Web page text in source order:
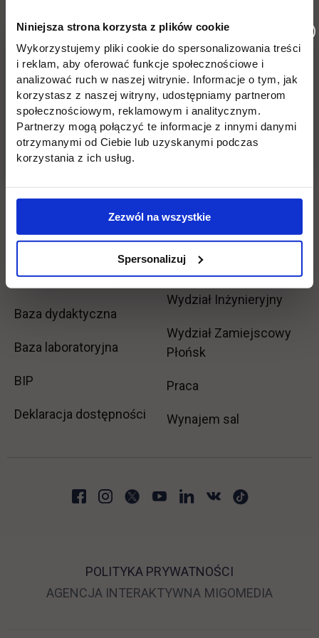
Niniejsza strona korzysta z plików cookie
Wykorzystujemy pliki cookie do spersonalizowania treści
i reklam, aby oferować funkcje społecznościowe i
analizować ruch w naszej witrynie. Informacje o tym, jak
korzystasz z naszej witryny, udostępniamy partnerom
społecznościowym, reklamowym i analitycznym.
Partnerzy mogą połączyć te informacje z innymi danymi
otrzymanymi od Ciebie lub uzyskanymi podczas
korzystania z ich usług.
Zezwól na wszystkie
Spersonalizuj
Licencjackie
Inżynierskie
Magisterskie
Podyplomowe
Płońsk
Wirtualna uczelnia
Dziekanat
Biblioteka
Stypendia
Misja
Władze
Baza dydaktyczna
Baza laboratoryjna
BIP link otwiera się w nowej karcie
Deklaracja dostępności
Kontakt
Wydział Zarządzania i
Logistyki
Wydział Inżynieryjny
Wydział Zamiejscowy
Płońsk
Praca
Wynajem sal
POLITYKA PRYWATNOŚCI
AGENCJA INTERAKTYWNA LINK OTWIERA SIĘ
MIGOMEDIA